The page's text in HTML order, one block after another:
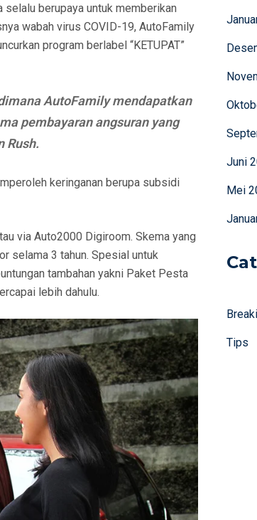
berupaya untuk memberikan
wabah virus COVID-19, AutoFamily
program berlabel “KETUPAT”
AutoFamily mendapatkan
pembayaran angsuran yang
Rush.
keringanan berupa subsidi
via Auto2000 Digiroom. Skema yang
selama 3 tahun. Spesial untuk
tambahan yakni Paket Pesta
lebih dahulu.
Juni
Mei
Tips